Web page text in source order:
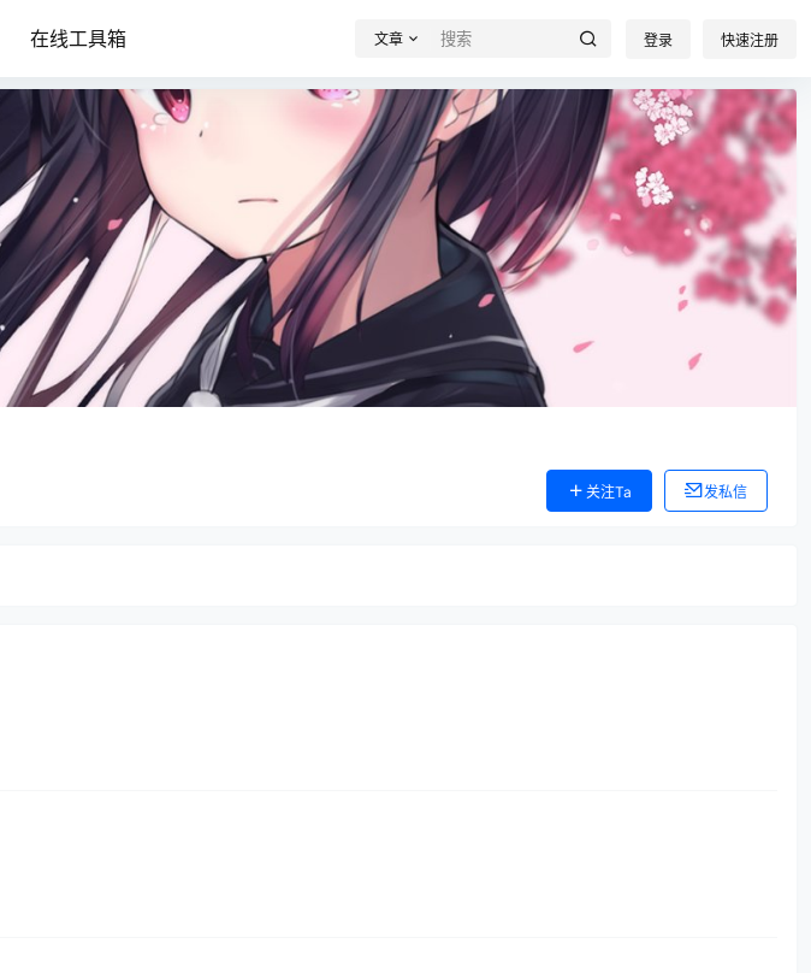
在线工具箱 文章 登录 快速注册
关注Ta 发私信